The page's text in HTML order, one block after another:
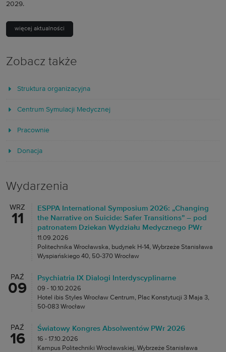
2029.
więcej aktualności
Zobacz także
Struktura organizacyjna
Centrum Symulacji Medycznej
Pracownie
Donacja
Wydarzenia
WRZ
11
ESPPA International Symposium 2026: „Changing
the Narrative on Suicide: Safer Transitions” – pod
patronatem Dziekan Wydziału Medycznego PWr
11.09.2026
Politechnika Wrocławska, budynek H-14, Wybrzeże Stanisława
Wyspiańskiego 40, 50-370 Wrocław
PAŹ
09
Psychiatria IX Dialogi Interdyscyplinarne
09 - 10.10.2026
Hotel ibis Styles Wrocław Centrum, Plac Konstytucji 3 Maja 3,
50-083 Wrocław
PAŹ
16
Światowy Kongres Absolwentów PWr 2026
16 - 17.10.2026
Kampus Politechniki Wrocławskiej, Wybrzeże Stanisława